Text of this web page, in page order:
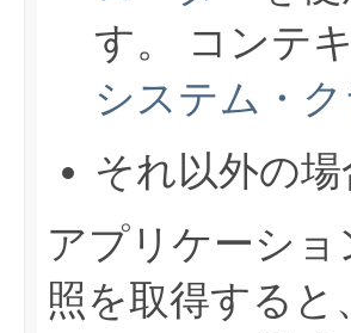
す。
コンテ
システム・
それ以外の場
アプリケーショ
照を取得する